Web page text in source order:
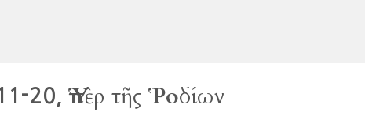
20, Ὑπὲρ τῆς Ῥοδίων